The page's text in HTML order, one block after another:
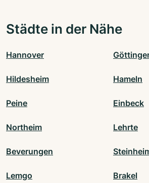
Städte in der Nähe
Hannover
Hildesheim Hameln
Peine Einbeck
Northeim Lehrte
Beverungen
Lemgo Brakel